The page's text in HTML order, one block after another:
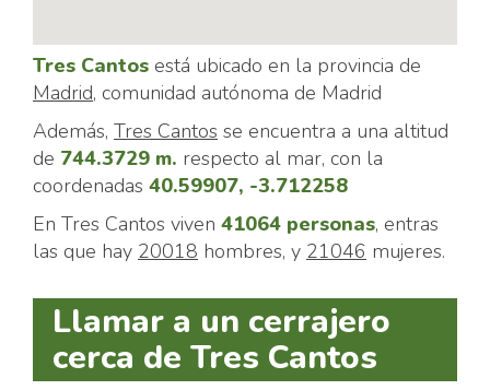
Tres Cantos está ubicado en la provincia de
Madrid, comunidad autónoma de Madrid
Además, Tres Cantos se encuentra a una altitud
de 744.3729 m. respecto al mar, con la
coordenadas 40.59907, -3.712258
En Tres Cantos viven 41064 personas, entras
las que hay 20018 hombres, y 21046 mujeres.
Llamar a un cerrajero
cerca de Tres Cantos